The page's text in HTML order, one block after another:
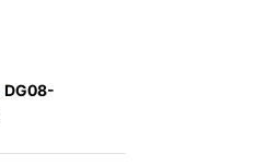
DG08-